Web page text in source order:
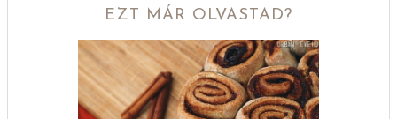
EZT MÁR OLVASTAD?